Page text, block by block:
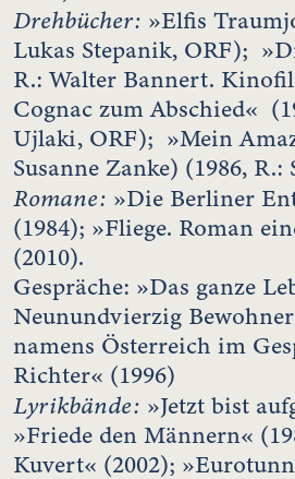
Drehbücher: »Elfis
Lukas Stepanik, ORF);
R.: Walter Bannert.
Cognac zum Abschied«
Ujlaki, ORF); »Mein
Susanne Zanke) (1986, R.:
Romane: »Die Berliner
(1984); »Fliege. Roman
(2010).
Gespräche: »Das ganze
Neunundvierzig
namens Österreich im
Richter« (1996)
Lyrikbände: »Jetzt bist
»Friede den Männern«
Kuvert« (2002);